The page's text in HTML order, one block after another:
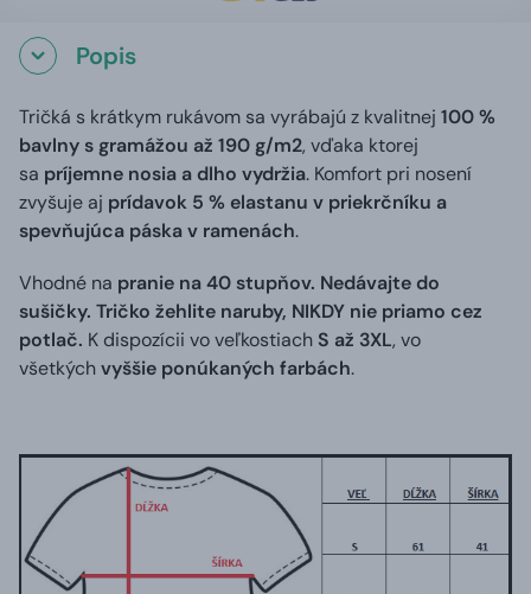
Popis
Tričká s krátkym rukávom sa vyrábajú z kvalitnej 100 %
bavlny s gramážou až 190 g/m2, vďaka ktorej
sa príjemne nosia a dlho vydržia. Komfort pri nosení
zvyšuje aj prídavok 5 % elastanu v priekrčníku a
spevňujúca páska v ramenách.
Vhodné na pranie na 40 stupňov. Nedávajte do
sušičky. Tričko žehlite naruby, NIKDY nie priamo cez
potlač. K dispozícii vo veľkostiach S až 3XL, vo
všetkýchvyššie ponúkaných farbách.